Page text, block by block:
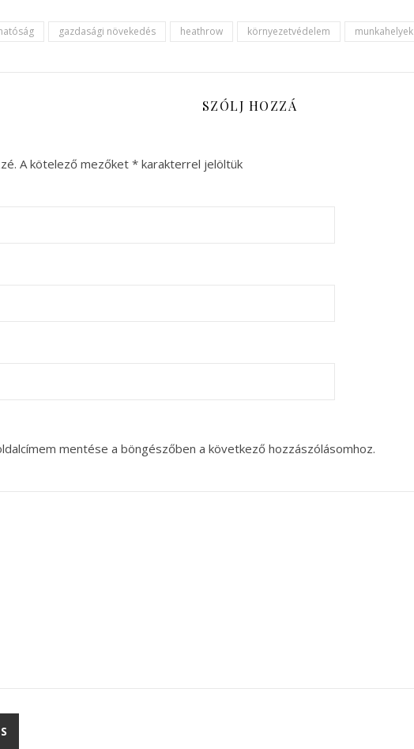
gazdasági növekedés heathrow környezetvédelem munkahelyek
SZÓLJ HOZZÁ
A kötelező mezőket * karakterrel jelöltük
mentése a böngészőben a következő hozzászólásomhoz.